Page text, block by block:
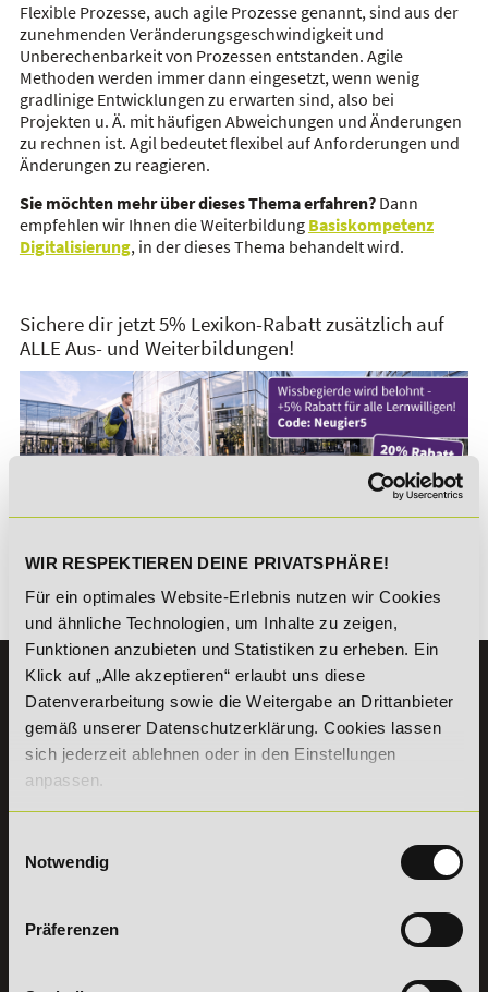
WIR RESPEKTIEREN DEINE PRIVATSPHÄRE!
Für ein optimales Website-Erlebnis nutzen wir Cookies
und ähnliche Technologien, um Inhalte zu zeigen,
Funktionen anzubieten und Statistiken zu erheben. Ein
Klick auf „Alle akzeptieren“ erlaubt uns diese
Datenverarbeitung sowie die Weitergabe an Drittanbieter
gemäß unserer Datenschutzerklärung. Cookies lassen
sich jederzeit ablehnen oder in den Einstellungen
anpassen.
Notwendig
Präferenzen
Flexible Prozesse, auch agile Prozesse genannt, sind aus der
zunehmenden Veränderungsgeschwindigkeit und
Unberechenbarkeit von Prozessen entstanden. Agile
Methoden werden immer dann eingesetzt, wenn wenig
gradlinige Entwicklungen zu erwarten sind, also bei
Projekten u. Ä. mit häufigen Abweichungen und Änderungen
zu rechnen ist. Agil bedeutet flexibel auf Anforderungen und
Änderungen zu reagieren.
Sie möchten mehr über dieses Thema erfahren? Dann
empfehlen wir Ihnen die Weiterbildung Basiskompetenz
Digitalisierung, in der dieses Thema behandelt wird.
Sichere dir jetzt 5% Lexikon-Rabatt zusätzlich auf
ALLE Aus- und Weiterbildungen!
*Der Rabattcode "NEUGIER5" ist mit weiteren Rabatten
kombinierbar. Wir informieren dich gern.
Es gibt keine Einträge mit diesem Anfangsbuchstaben.
KONTAKT
07191 - 22986 - 0
+49 (0) 7191 9513203
DeLSt GmbH - Deutsches eLearning Studieninstitut
Erreichbarkeit: